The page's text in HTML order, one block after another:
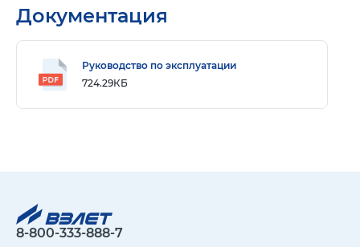
Документация
Руководство по эксплуатации
724.29КБ
8-800-333-888-7